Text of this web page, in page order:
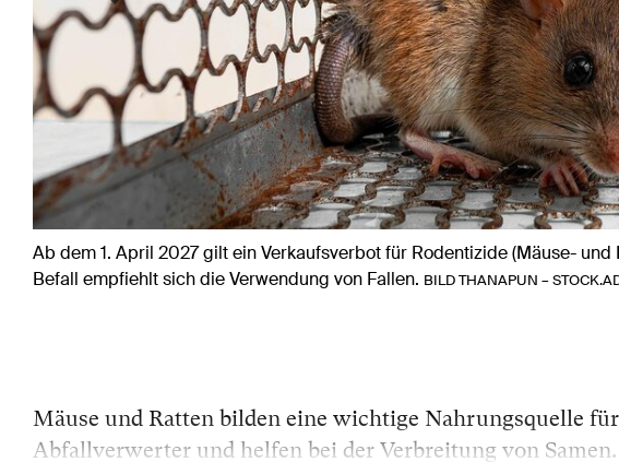
Ab dem 1. April 2027 gilt ein Verkaufsverbot für Rodentizide (Mäuse-
Befall empfiehlt sich die Verwendung von Fallen. BILD THANAPUN –
Previous
Mäuse und Ratten bilden eine wichtige Nahrungsquelle
Abfallverwerter und helfen bei der Verbreitung von